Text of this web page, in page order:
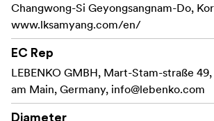
In contrast to their compact size, the
cover full-frame sensors (36x24mm) and
high-quality video-making environment.
inherits the outstanding image quality
series. All five lenses have aspherical
reduce spherical and optical
and vibrant images.
Changwong-Si Geyongsangnam-Do,
www.lksamyang.com/en/
EC Rep
LEBENKO GMBH, Mart-Stam-straße
am Main, Germany, info@lebenko.com
Diameter